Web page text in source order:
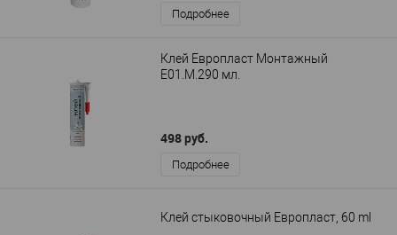
Подробнее
Клей Европласт Монтажный
E01.M.290 мл.
498 руб.
Подробнее
Клей стыковочный Европласт, 60 ml